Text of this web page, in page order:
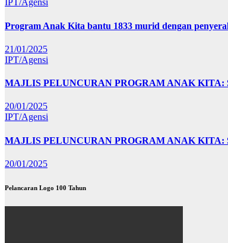
IPT/Agensi
Program Anak Kita bantu 1833 murid dengan
21/01/2025
IPT/Agensi
MAJLIS PELUNCURAN PROGRAM ANAK KITA:
20/01/2025
IPT/Agensi
MAJLIS PELUNCURAN PROGRAM ANAK
20/01/2025
Pelancaran Logo 100 Tahun